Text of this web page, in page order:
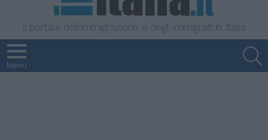
Il portale dell'immigrazione e degli immigrati in Italia
Menu